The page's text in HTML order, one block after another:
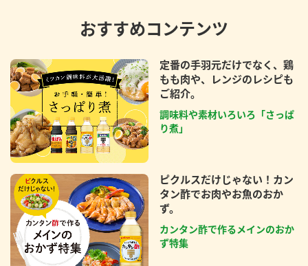
おすすめコンテンツ
定番の手羽元だけでなく、鶏
もも肉や、レンジのレシピも
ご紹介。
調味料や素材いろいろ「さっぱ
り煮」
ピクルスだけじゃない！カン
タン酢でお肉やお魚のおか
ず。
カンタン酢で作るメインのおか
ず特集